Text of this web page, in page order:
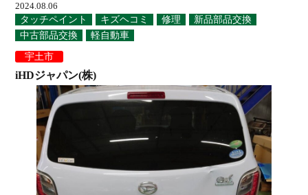
2024.08.06
タッチペイント キズヘコミ 修理
新品部品交換
中古部品交換
軽自動車
宇土市
iHDジャパン(株)